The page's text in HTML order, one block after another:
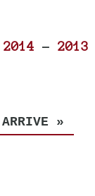
2014 - 2013
»